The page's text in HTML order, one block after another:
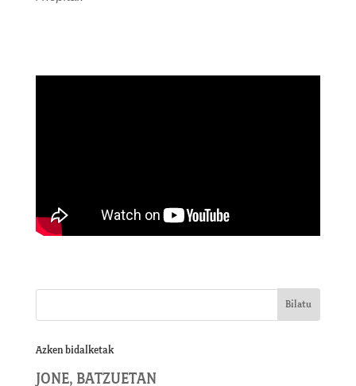
Azken bidalketak
JONE, BATZUETAN